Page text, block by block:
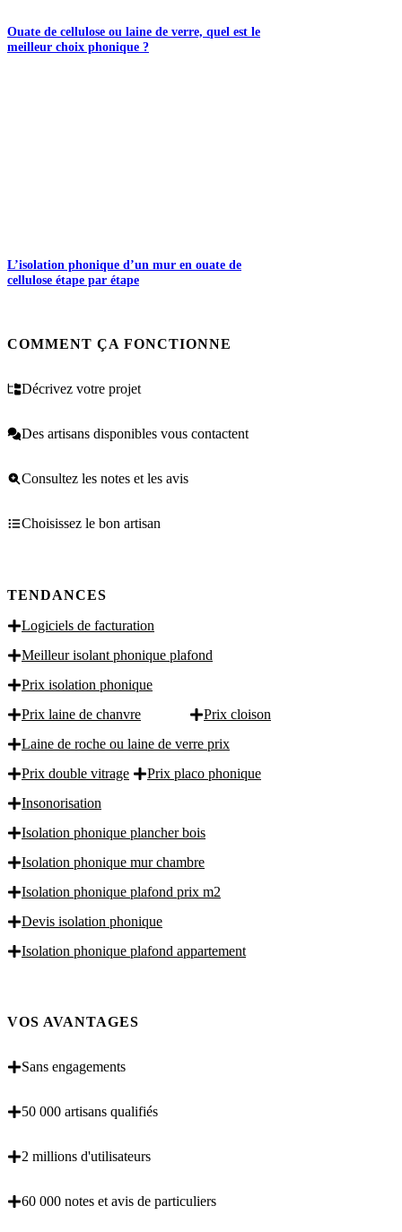
Ouate de cellulose ou laine de verre, quel est le
meilleur choix phonique ?
L’isolation phonique d’un mur en ouate de
cellulose étape par étape
COMMENT ÇA FONCTIONNE
Décrivez votre projet
Des artisans disponibles vous contactent
Consultez les notes et les avis
Choisissez le bon artisan
TENDANCES
Logiciels de facturation
Meilleur isolant phonique plafond
Prix isolation phonique
Prix laine de chanvre
Prix cloison
Laine de roche ou laine de verre prix
Prix double vitrage
Prix placo phonique
Insonorisation
Isolation phonique plancher bois
Isolation phonique mur chambre
Isolation phonique plafond prix m2
Devis isolation phonique
Isolation phonique plafond appartement
VOS AVANTAGES
Sans engagements
50 000 artisans qualifiés
2 millions d'utilisateurs
60 000 notes et avis de particuliers